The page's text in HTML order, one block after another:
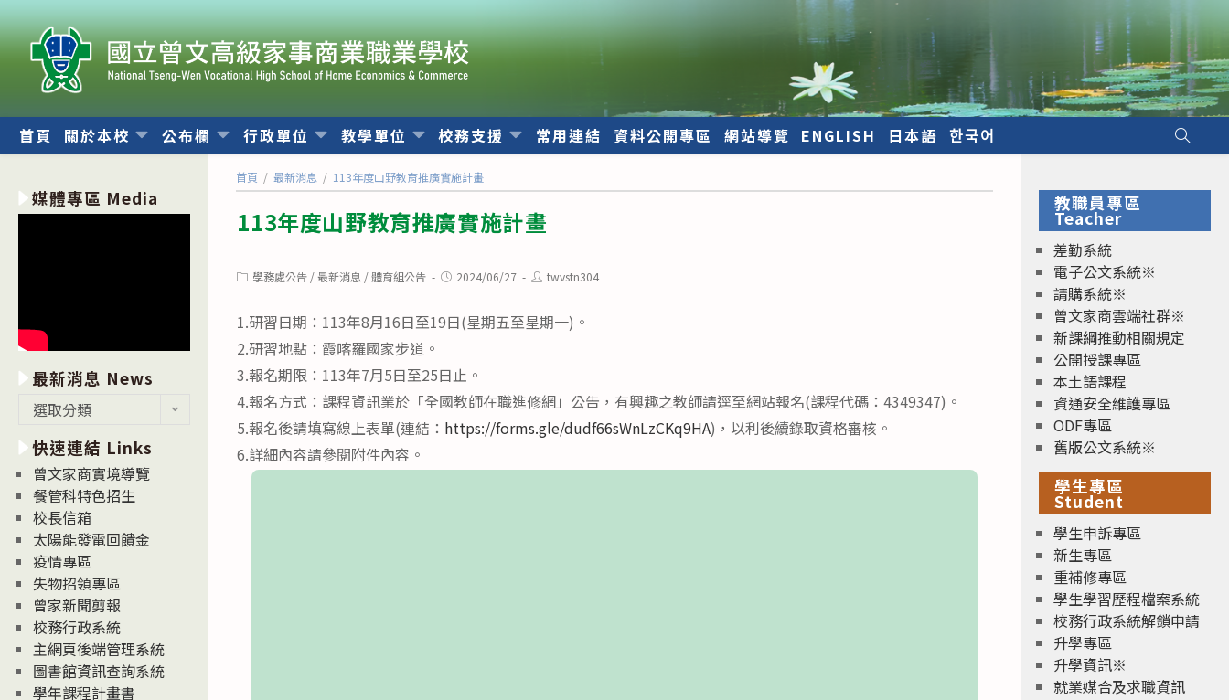
跳
轉
至
內
首頁 關於本校 公布欄 行政單位 教學單位 校務支援 常用連結 資料公開專區 網站導覽 ENGLISH 日本語 한국어
首頁 / 最新消息 / 113年度山野教育推廣實施計畫
113年度山野教育推廣實施計畫
Post學務處公告 / 最新消息 / 體育組公告
Post2024/06/27
Posttwvstn304
1.研習日期：113年8月16日至19日(星期五至星期一)。
2.研習地點：霞喀羅國家步道。
3.報名期限：113年7月5日至25日止。
4.報名方式：課程資訊業於「全國教師在職進修網」公告，有興趣之教師請逕至網站報名(課程代碼：4349347)。
5.報名後請填寫線上表單(連結： https://forms.gle/dudf66sWnLzCKq9HA)，以利後續錄取資格審核。
6.詳細內容請參閱附件內容。
媒體專區 Media
最新消息 News
消
息
News
選取分類
快速連結 Links
曾文家商實境導覽
餐管科特色招生
校長信箱
太陽能發電回饋金
疫情專區
失物招領專區
曾家新聞剪報
校務行政系統
主網頁後端管理系統
圖書館資訊查詢系統
學年課程計畫書
教職員專區
Teacher
差勤系統
電子公文系統※
請購系統※
曾文家商雲端社群※
新課綱推動相關規定
公開授課專區
本土語課程
資通安全維護專區
ODF專區
舊版公文系統※
學生專區
Student
學生申訴專區
新生專區
重補修專區
學生學習歷程檔案系統
校務行政系統解鎖申請
升學專區
升學資訊※
就業媒合及求職資訊